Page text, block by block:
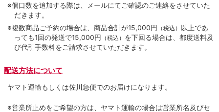
※個口数を追加する際は、メールにてご確認のご連絡をさせていた
だきます。
※複数商品ご予約の場合は、商品合計が15,000円 （税込） 以上であ
っても1回の発送で15,000円 （税込） を下回る場合は、都度送料及
び代引手数料をご請求させていただきます。
配送方法について
ヤマト運輸もしくは佐川急便でのお届けになります。
※営業所止めをご希望の方は、ヤマト運輸の場合は営業所名及びセ